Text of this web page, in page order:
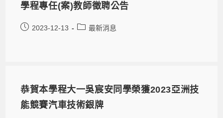
學程專任(案)教師徵聘公告
2023-12-13 最新消息
恭賀本學程大一吳宸安同學榮獲2023亞洲技
能競賽汽車技術銀牌